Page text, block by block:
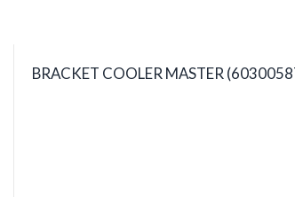
BRACKET COOLER MASTER